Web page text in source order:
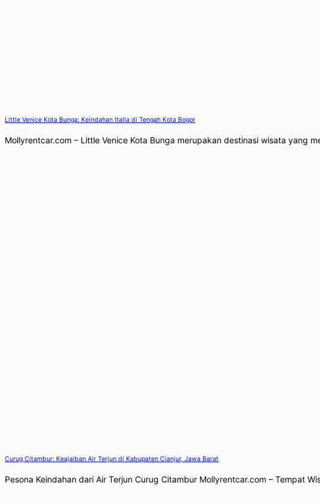
Little Venice Kota Bunga: Keindahan Italia di Tengah Kota Bogor
Mollyrentcar.com – Little Venice Kota Bunga merupakan destinasi wisata yang
Curug Citambur: Keajaiban Air Terjun di Kabupaten Cianjur, Jawa Barat
Pesona Keindahan dari Air Terjun Curug Citambur Mollyrentcar.com – Tempat